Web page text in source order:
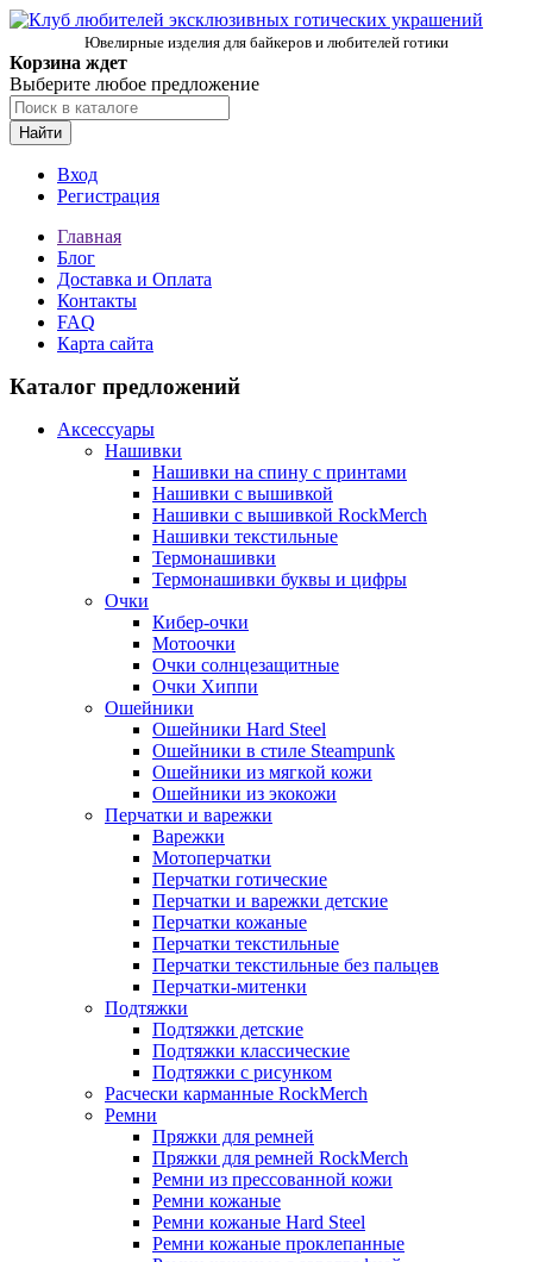
Ювелирные изделия для байкеров и любителей готики
Корзина ждет
Выберите любое предложение
Найти
Вход
Регистрация
Главная
Блог
Доставка и Оплата
Контакты
FAQ
Карта сайта
Каталог предложений
Аксессуары
Нашивки
Нашивки на спину с принтами
Нашивки с вышивкой
Нашивки с вышивкой RockMerch
Нашивки текстильные
Термонашивки
Термонашивки буквы и цифры
Очки
Кибер-очки
Мотоочки
Очки солнцезащитные
Очки Хиппи
Ошейники
Ошейники Hard Steel
Ошейники в стиле Steampunk
Ошейники из мягкой кожи
Ошейники из экокожи
Перчатки и варежки
Варежки
Мотоперчатки
Перчатки готические
Перчатки и варежки детские
Перчатки кожаные
Перчатки текстильные
Перчатки текстильные без пальцев
Перчатки-митенки
Подтяжки
Подтяжки детские
Подтяжки классические
Подтяжки с рисунком
Расчески карманные RockMerch
Ремни
Пряжки для ремней
Пряжки для ремней RockMerch
Ремни из прессованной кожи
Ремни кожаные
Ремни кожаные Hard Steel
Ремни кожаные проклепанные